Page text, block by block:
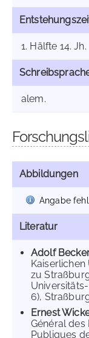
1. Hälfte 14. Jh.
alem.
Abbildungen
Angabe
Literatur
Adolf
zu
6), Straßburg
Ernest
Général
Publiques